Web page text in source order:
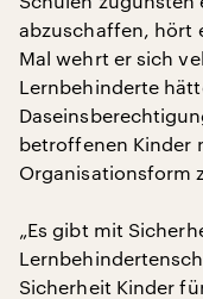
abzuschaffen, hört
Mal wehrt er sich
Lernbehinderte
betroffenen Kinder
Organisationsform
„Es gibt mit
Sicherheit Kinder